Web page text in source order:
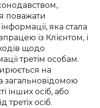
поважати
яка стала
із Клієнтом, і
щодо
третім особам.
на
загальновідомою
інших осіб, або
осіб.